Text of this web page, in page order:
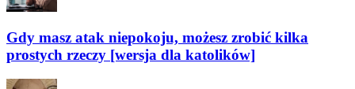
Gdy masz atak niepokoju, możesz zrobić kilka
prostych rzeczy [wersja dla katolików]